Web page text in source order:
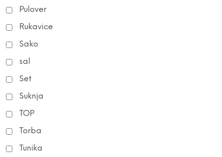
Pulover
Rukavice
Sako
sal
Set
Suknja
TOP
Torba
Tunika